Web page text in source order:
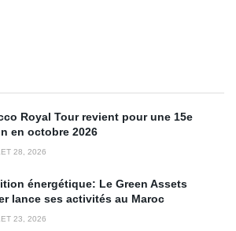
Royal Tour revient pour une 15e
en octobre 2026
28, 2026
énergétique: Le Green Assets
lance ses activités au Maroc
23, 2026